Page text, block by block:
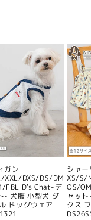
ガン
DXS/DS/DM
FBL D's Chat-デ
- 犬服 小型犬 ダ
ドッグウェア
シャ
XS/
OS/
ャッ
クス